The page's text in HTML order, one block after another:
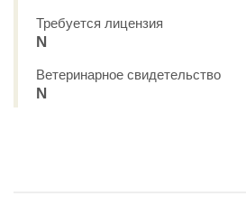
Требуется лицензия
N
Ветеринарное свидетельство
N